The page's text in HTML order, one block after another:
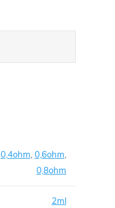
0,4ohm, 0,6ohm,
0,8ohm
2ml